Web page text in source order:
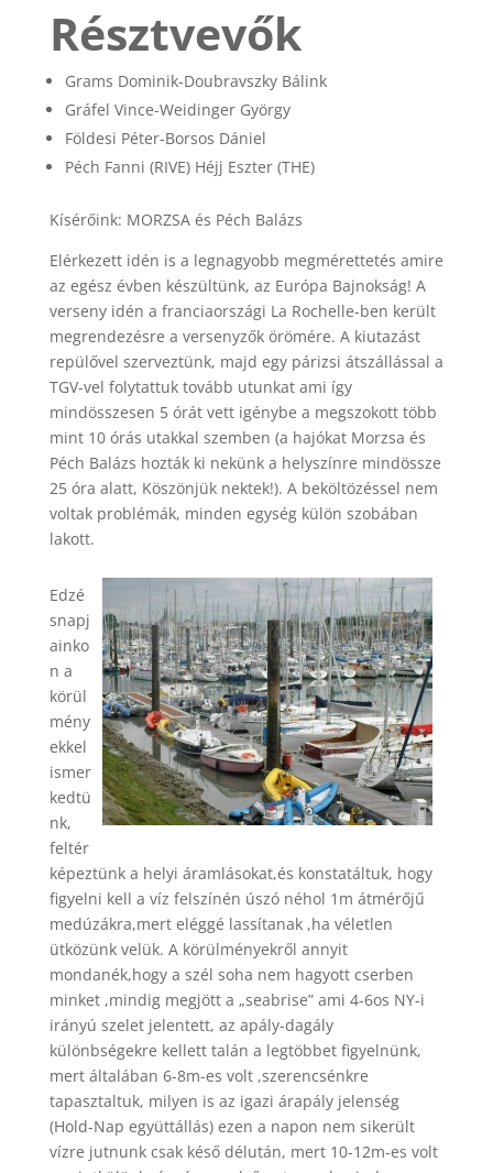
Résztvevők
Grams Dominik-Doubravszky Bálink
Gráfel Vince-Weidinger György
Földesi Péter-Borsos Dániel
Péch Fanni (RIVE) Héjj Eszter (THE)
Kísérőink: MORZSA és Péch Balázs
Elérkezett idén is a legnagyobb megmérettetés amire
az egész évben készültünk, az Európa Bajnokság! A
verseny idén a franciaországi La Rochelle-ben került
megrendezésre a versenyzők örömére. A kiutazást
repülővel szerveztünk, majd egy párizsi átszállással a
TGV-vel folytattuk tovább utunkat ami így
mindösszesen 5 órát vett igénybe a megszokott több
mint 10 órás utakkal szemben (a hajókat Morzsa és
Péch Balázs hozták ki nekünk a helyszínre mindössze
25 óra alatt, Köszönjük nektek!). A beköltözéssel nem
voltak problémák, minden egység külön szobában
lakott.
Edzé
snapj
ainko
n a
körül
mény
ekkel
ismer
kedtü
nk,
feltér
képeztünk a helyi áramlásokat,és konstatáltuk, hogy
figyelni kell a víz felszínén úszó néhol 1m átmérőjű
medúzákra,mert eléggé lassítanak ,ha véletlen
ütközünk velük. A körülményekről annyit
mondanék,hogy a szél soha nem hagyott cserben
minket ,mindig megjött a „seabrise” ami 4-6os NY-i
irányú szelet jelentett, az apály-dagály
különbségekre kellett talán a legtöbbet figyelnünk,
mert általában 6-8m-es volt ,szerencsénkre
tapasztaltuk, milyen is az igazi árapály jelenség
(Hold-Nap együttállás) ezen a napon nem sikerült
vízre jutnunk csak késő délután, mert 10-12m-es volt